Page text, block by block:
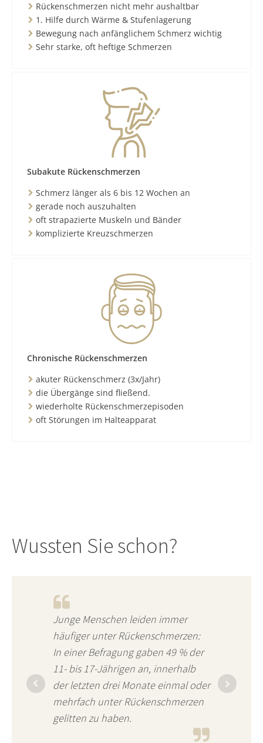
Rückenschmerzen nicht mehr aushaltbar
1. Hilfe durch Wärme & Stufenlagerung
Bewegung nach anfänglichem Schmerz wichtig
Sehr starke, oft heftige Schmerzen
Subakute Rückenschmerzen
Schmerz länger als 6 bis 12 Wochen an
gerade noch auszuhalten
oft strapazierte Muskeln und Bänder
komplizierte Kreuzschmerzen
Chronische Rückenschmerzen
akuter Rückenschmerz (3x/Jahr)
die Übergänge sind fließend.
wiederholte Rückenschmerzepisoden
oft Störungen im Halteapparat
Wussten Sie schon?
Junge Menschen leiden immer
häufiger unter Rückenschmerzen:
In einer Befragung gaben 49 % der
11- bis 17-Jährigen an, innerhalb
der letzten drei Monate einmal oder
mehrfach unter Rückenschmerzen
gelitten zu haben.